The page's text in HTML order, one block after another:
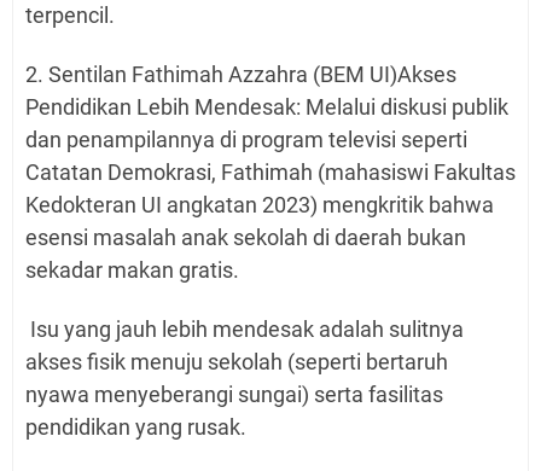
terpencil.
2. Sentilan Fathimah Azzahra (BEM UI)Akses
Pendidikan Lebih Mendesak: Melalui diskusi publik
dan penampilannya di program televisi seperti
Catatan Demokrasi, Fathimah (mahasiswi Fakultas
Kedokteran UI angkatan 2023) mengkritik bahwa
esensi masalah anak sekolah di daerah bukan
sekadar makan gratis.
Isu yang jauh lebih mendesak adalah sulitnya
akses fisik menuju sekolah (seperti bertaruh
nyawa menyeberangi sungai) serta fasilitas
pendidikan yang rusak.